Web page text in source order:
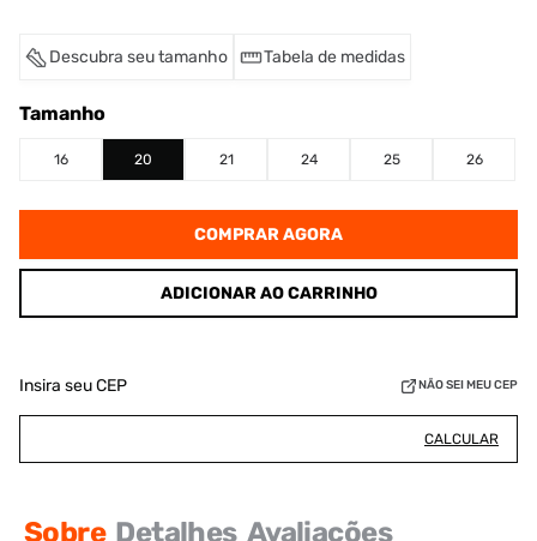
Descubra seu tamanho Tabela de medidas
Tamanho
16 20 21 24 25 26
COMPRAR AGORA
ADICIONAR AO CARRINHO
Insira seu CEP NÃO SEI MEU CEP
CALCULAR
Sobre Detalhes Avaliações